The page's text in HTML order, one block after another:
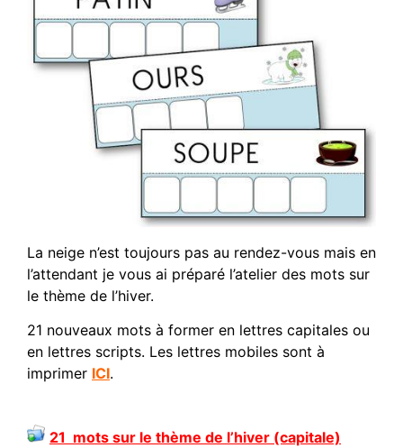
La neige n’est toujours pas au rendez-vous mais en
l’attendant je vous ai préparé l’atelier des mots sur
le thème de l’hiver.
21 nouveaux mots à former en lettres capitales ou
en lettres scripts. Les lettres mobiles sont à
imprimer ICI.
21 mots sur le thème de l’hiver (capitale)